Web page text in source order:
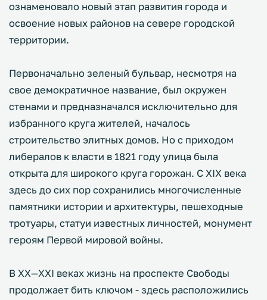
ознаменовало новый этап развития города и
освоение новых районов на севере городской
территории.
Первоначально зеленый бульвар, несмотря на
свое демократичное название, был окружен
стенами и предназначался исключительно для
избранного круга жителей, началось
строительство элитных домов. Но с приходом
либералов к власти в 1821 году улица была
открыта для широкого круга горожан. С XIX века
здесь до сих пор сохранились многочисленные
памятники истории и архитектуры, пешеходные
тротуары, статуи известных личностей, монумент
героям Первой мировой войны.
В XX—XXI веках жизнь на проспекте Свободы
продолжает бить ключом - здесь расположились